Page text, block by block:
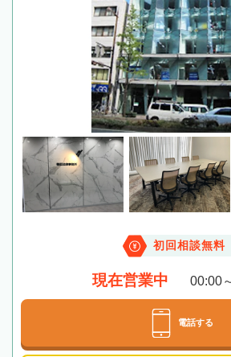
初回相談無料
現在営業中 00:00
電話する